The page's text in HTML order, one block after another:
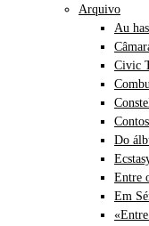
Arquivo
Au
Civic
Do
Entre
Em